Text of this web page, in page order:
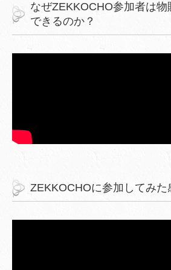
なぜZEKKOCHO参加者は
できるのか？
ZEKKOCHOに参加してみた